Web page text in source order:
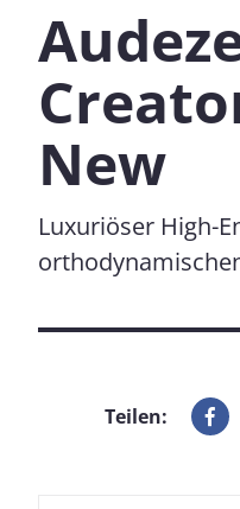
New
Luxuriöser High-
Teilen: